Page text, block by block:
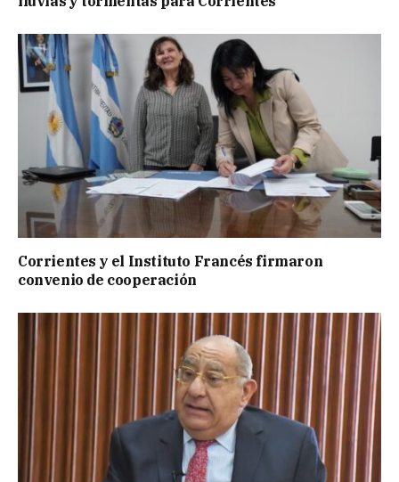
Corrientes y el Instituto Francés firmaron
convenio de cooperación